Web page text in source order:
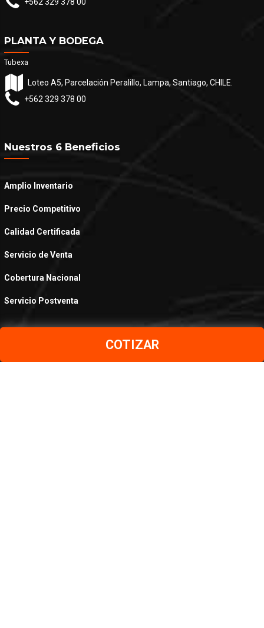
COTIZAR
PLANTA Y BODEGA
Tubexa
Loteo A5, Parcelación Peralillo, Lampa, Santiago, CHILE.
+562 329 378 00
Nuestros 6 Beneficios
Amplio Inventario
Precio Competitivo
Calidad Certificada
Servicio de Venta
Cobertura Nacional
Servicio Postventa